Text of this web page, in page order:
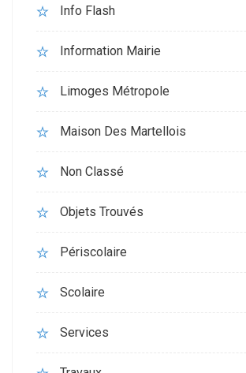
Info Flash
Information Mairie
Limoges Métropole
Maison Des Martellois
Non Classé
Objets Trouvés
Périscolaire
Scolaire
Services